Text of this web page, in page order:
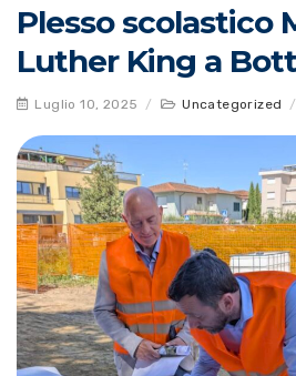
Plesso scolastico
Luther King a
Luglio 10, 2025 / Uncategorized /